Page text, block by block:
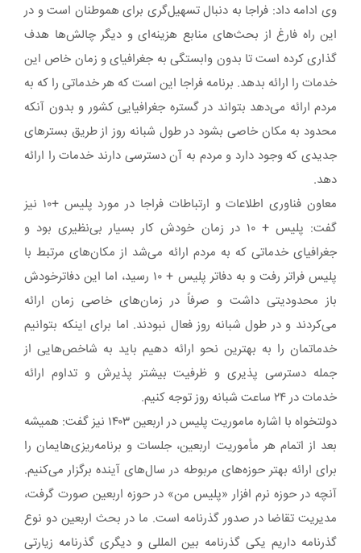
وی ادامه داد: فراجا به دنبال تسهیل‌گری برای هموطنان است و در
این راه فارغ از بحث‌های منابع هزینه‌ای و دیگر چالش‌ها هدف
گذاری کرده است تا بدون وابستگی به جغرافیای و زمان خاص این
خدمات را ارائه بدهد. برنامه فراجا این است که هر خدماتی را که به
مردم ارائه می‌دهد بتواند در گستره جغرافیایی کشور و بدون آنکه
محدود به مکان خاصی بشود در طول شبانه روز از طریق بسترهای
جدیدی که وجود دارد و مردم به آن دسترسی دارند خدمات را ارائه
دهد.
معاون فناوری اطلاعات و ارتباطات فراجا در مورد پلیس +۱۰ نیز
گفت: پلیس + ۱۰ در زمان خودش کار بسیار بی‌نظیری بود و
جغرافیای خدماتی که به مردم ارائه می‌شد از مکان‌های مرتبط با
پلیس فراتر رفت و به دفاتر پلیس + ۱۰ رسید، اما این دفاترخودش
باز محدودیتی داشت و صرفاً در زمان‌های خاصی زمان ارائه
می‌کردند و در طول شبانه روز فعال نبودند. اما برای اینکه بتوانیم
خدماتمان را به بهترین نحو ارائه دهیم باید به شاخص‌هایی از
جمله دسترسی پذیری و ظرفیت بیشتر پذیرش و تداوم ارائه
خدمات در ۲۴ ساعت شبانه روز توجه کنیم.
دولتخواه با اشاره ماموریت پلیس در اربعین ۱۴۰۳ نیز گفت: همیشه
بعد از اتمام هر مأموریت اربعین، جلسات و برنامه‌ریزی‌هایمان را
برای ارائه بهتر حوزه‌های مربوطه در سال‌های آینده برگزار می‌کنیم.
آنچه در حوزه نرم افزار «پلیس من» در حوزه اربعین صورت گرفت،
مدیریت تقاضا در صدور گذرنامه است. ما در بحث اربعین دو نوع
گذرنامه داریم یکی گذرنامه بین المللی و دیگری گذرنامه زیارتی